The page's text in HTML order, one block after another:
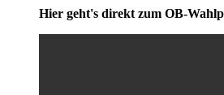
Hier geht's direkt zum OB-